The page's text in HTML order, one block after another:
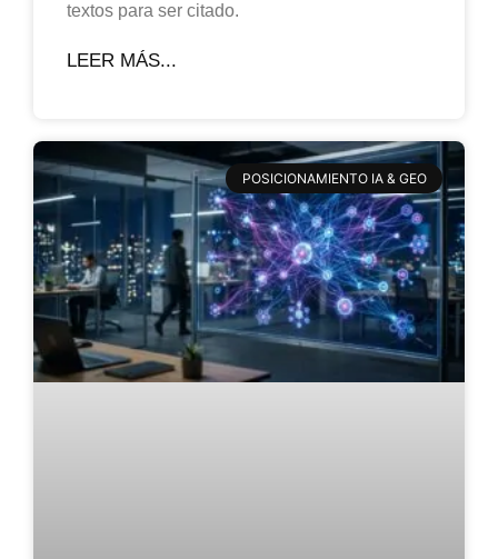
textos para ser citado.
LEER MÁS...
POSICIONAMIENTO IA & GEO